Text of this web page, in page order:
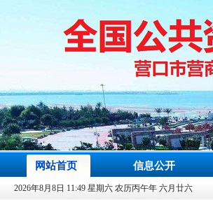
网站首页 信息公开
2026年8月8日 11:49 星期六 农历丙午年 六月廿六